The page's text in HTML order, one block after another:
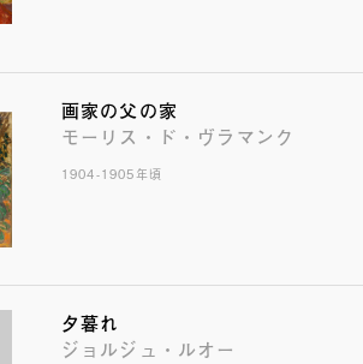
画家の父の家
モーリス・ド・ヴラマンク
1904-1905年頃
夕暮れ
ジョルジュ・ルオー